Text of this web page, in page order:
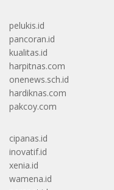
pelukis.id
pancoran.id
kualitas.id
harpitnas.com
onenews.sch.id
hardiknas.com
pakcoy.com
cipanas.id
inovatif.id
xenia.id
wamena.id